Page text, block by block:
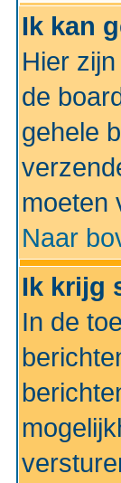
Ik kan
Hier
de
gehele
moeten
Naar
Ik krijg
In de